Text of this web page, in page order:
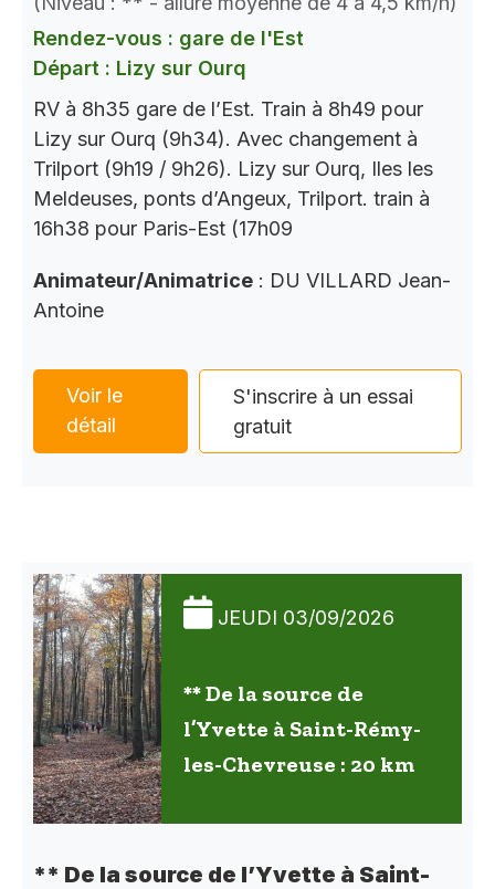
Rendez-vous : gare de l'Est
Départ : Lizy sur Ourq
RV à 8h35 gare de l’Est. Train à 8h49 pour
Lizy sur Ourq (9h34). Avec changement à
Trilport (9h19 / 9h26). Lizy sur Ourq, Iles les
Meldeuses, ponts d’Angeux, Trilport. train à
16h38 pour Paris-Est (17h09
Animateur/Animatrice : DU VILLARD Jean-
Antoine
Voir le
détail
S'inscrire à un essai
gratuit
JEUDI 03/09/2026
** De la source de
l’Yvette à Saint-Rémy-
les-Chevreuse : 20 km
** De la source de l’Yvette à Saint-